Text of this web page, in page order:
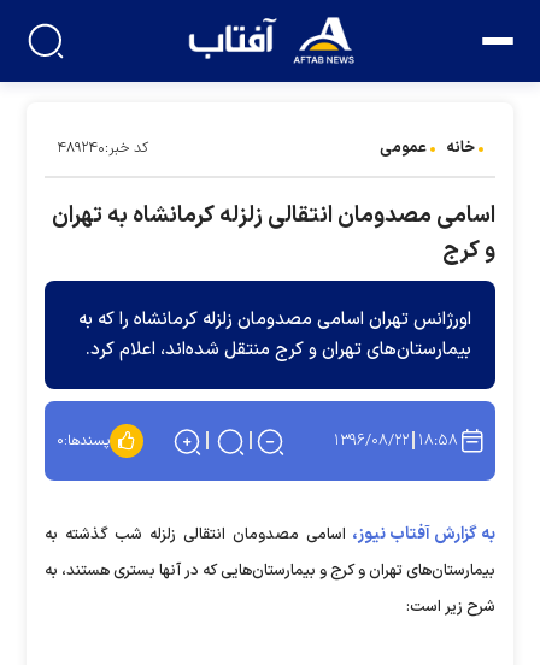
خانه عمومی کد خبر:۴۸۹۲۴۰
اسامی مصدومان انتقالی زلزله کرمانشاه به تهران
و کرج
اورژانس تهران اسامی مصدومان زلزله کرمانشاه را که به
بیمارستان‌های تهران و کرج منتقل شده‌اند، اعلام کرد.
۱۸:۵۸ ۱۳۹۶/۰۸/۲۲ پسندها:۰
به گزارش آفتاب نیوز، اسامی مصدومان انتقالی زلزله شب گذشته به
بیمارستان‌های تهران و کرج و بیمارستان‌هایی که در آنها بستری هستند، به
شرح زیر است: